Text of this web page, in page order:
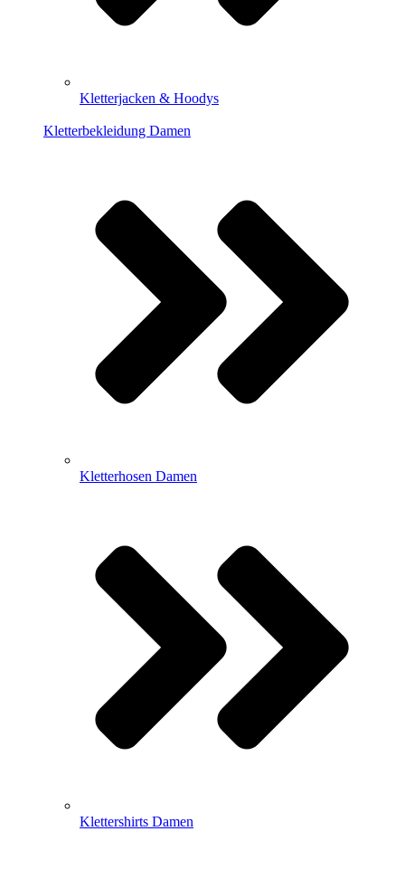
Kletterjacken & Hoodys
Kletterbekleidung Damen
Kletterhosen Damen
Klettershirts Damen